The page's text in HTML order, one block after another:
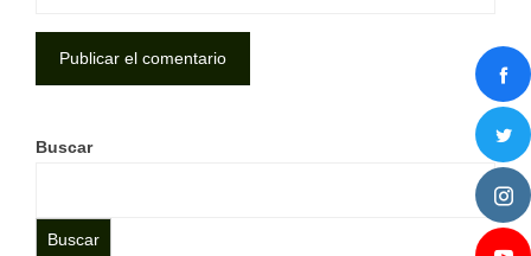
Buscar
Buscar